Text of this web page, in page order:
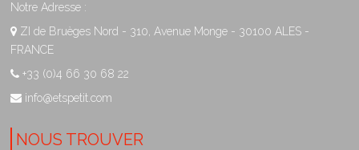
Notre Adresse :
ZI de Bruèges Nord - 310, Avenue Monge - 30100 ALES -
FRANCE
+33 (0)4 66 30 68 22
info@etspetit.com
NOUS TROUVER